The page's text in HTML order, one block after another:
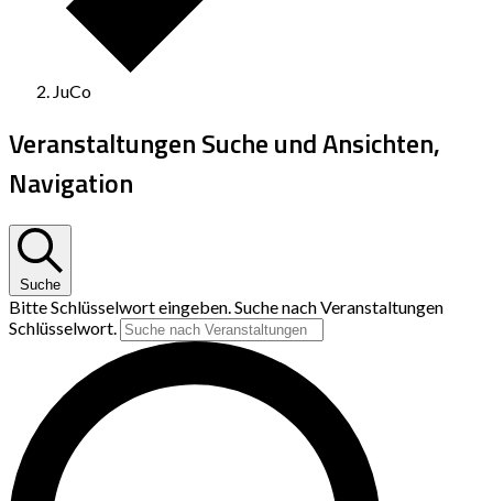
JuCo
Veranstaltungen Suche und Ansichten,
Navigation
Suche
Bitte Schlüsselwort eingeben. Suche nach Veranstaltungen
Schlüsselwort.